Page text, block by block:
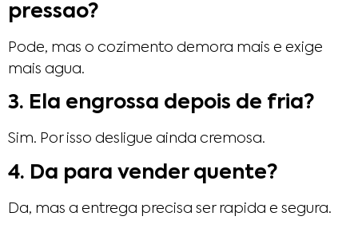
pressao?
Pode, mas o cozimento demora mais e exige
mais agua.
3. Ela engrossa depois de fria?
Sim. Por isso desligue ainda cremosa.
4. Da para vender quente?
Da, mas a entrega precisa ser rapida e segura.